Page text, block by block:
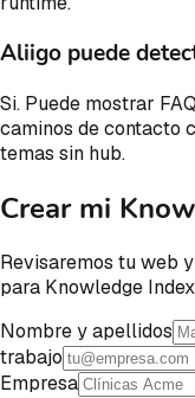
Aliigo puede
Si. Puede mostrar
caminos de contacto
temas sin hub.
Crear mi
Revisaremos tu web
para Knowledge
Nombre y apellidos
trabajo
Empresa